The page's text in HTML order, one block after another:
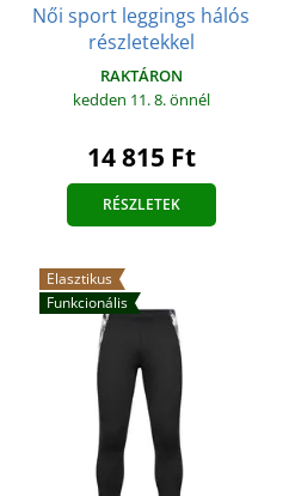
Női sport leggings hálós
részletekkel
RAKTÁRON
kedden 11. 8.önnél
14 815 Ft
RÉSZLETEK
Elasztikus
Funkcionális